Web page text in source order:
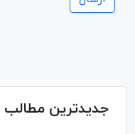
جدیدترین مطالب